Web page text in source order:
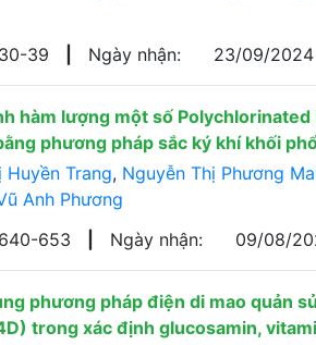
39
Ngày nhận: 23/09/2024
hàm lượng một số
phương pháp sắc ký khí khối
Huyền Trang, Nguyễn Thị Phương
Anh Phương
653
Ngày nhận: 09/08/
phương pháp điện di mao quản
trong xác định glucosamin,